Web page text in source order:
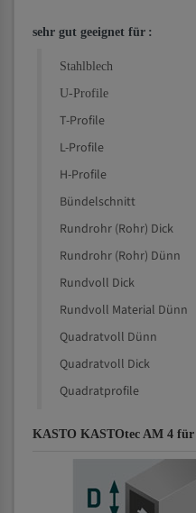
sehr gut geeignet für :
Stahlblech
U-Profile
T-Profile
L-Profile
H-Profile
Bündelschnitt
Rundrohr (Rohr) Dick
Rundrohr (Rohr) Dünn
Rundvoll Dick
Rundvoll Material Dünn
Quadratvoll Dünn
Quadratvoll Dick
Quadratprofile
KASTO KASTOtec AM 4 für